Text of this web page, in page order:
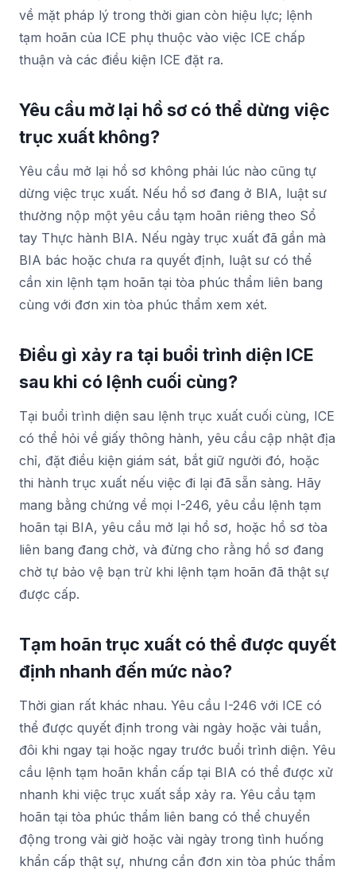
về mặt pháp lý trong thời gian còn hiệu lực; lệnh
tạm hoãn của ICE phụ thuộc vào việc ICE chấp
thuận và các điều kiện ICE đặt ra.
Yêu cầu mở lại hồ sơ có thể dừng việc
trục xuất không?
Yêu cầu mở lại hồ sơ không phải lúc nào cũng tự
dừng việc trục xuất. Nếu hồ sơ đang ở BIA, luật sư
thường nộp một yêu cầu tạm hoãn riêng theo Sổ
tay Thực hành BIA. Nếu ngày trục xuất đã gần mà
BIA bác hoặc chưa ra quyết định, luật sư có thể
cần xin lệnh tạm hoãn tại tòa phúc thẩm liên bang
cùng với đơn xin tòa phúc thẩm xem xét.
Điều gì xảy ra tại buổi trình diện ICE
sau khi có lệnh cuối cùng?
Tại buổi trình diện sau lệnh trục xuất cuối cùng, ICE
có thể hỏi về giấy thông hành, yêu cầu cập nhật địa
chỉ, đặt điều kiện giám sát, bắt giữ người đó, hoặc
thi hành trục xuất nếu việc đi lại đã sẵn sàng. Hãy
mang bằng chứng về mọi I-246, yêu cầu lệnh tạm
hoãn tại BIA, yêu cầu mở lại hồ sơ, hoặc hồ sơ tòa
liên bang đang chờ, và đừng cho rằng hồ sơ đang
chờ tự bảo vệ bạn trừ khi lệnh tạm hoãn đã thật sự
được cấp.
Tạm hoãn trục xuất có thể được quyết
định nhanh đến mức nào?
Thời gian rất khác nhau. Yêu cầu I-246 với ICE có
thể được quyết định trong vài ngày hoặc vài tuần,
đôi khi ngay tại hoặc ngay trước buổi trình diện. Yêu
cầu lệnh tạm hoãn khẩn cấp tại BIA có thể được xử
nhanh khi việc trục xuất sắp xảy ra. Yêu cầu tạm
hoãn tại tòa phúc thẩm liên bang có thể chuyển
động trong vài giờ hoặc vài ngày trong tình huống
khẩn cấp thật sự, nhưng cần đơn xin tòa phúc thẩm